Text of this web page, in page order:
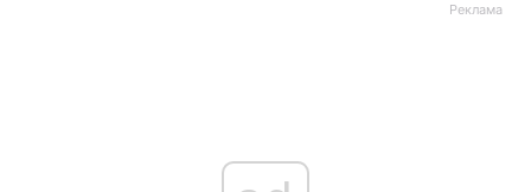
Реклама